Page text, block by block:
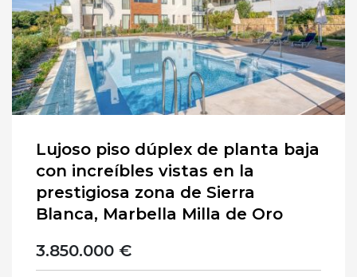
Lujoso piso dúplex de planta baja
con increíbles vistas en la
prestigiosa zona de Sierra
Blanca, Marbella Milla de Oro
3.850.000 €